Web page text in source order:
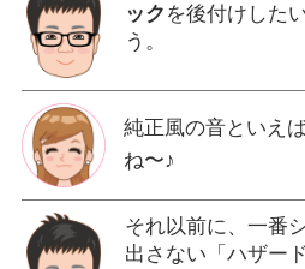
ック を後付けした
う。
純正風の音といえ
ね〜♪
それ以前に、一番
出さない「ハザー